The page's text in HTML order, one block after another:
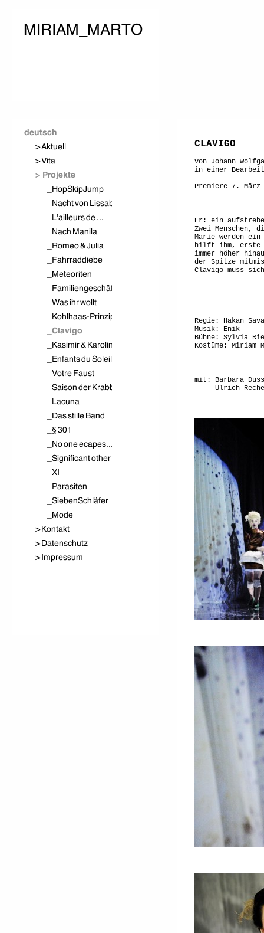
CLAVIGO
von Johann
in einer
Premiere 7. März
Er: ein
Zwei Menschen,
Marie werden
hilft ihm, erste
immer höher
der Spitze
Clavigo muss
Regie: Hakan
Musik: Enik
Bühne: Sylvia
Kostüme: Miriam
mit: Barbara
Ulrich